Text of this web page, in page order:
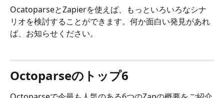
OcatoparseとZapierを使えば、もっといろいろなシナ
リオを検討することができます。何か面白い発見があれ
ば、お知らせください。
Octoparseのトップ6